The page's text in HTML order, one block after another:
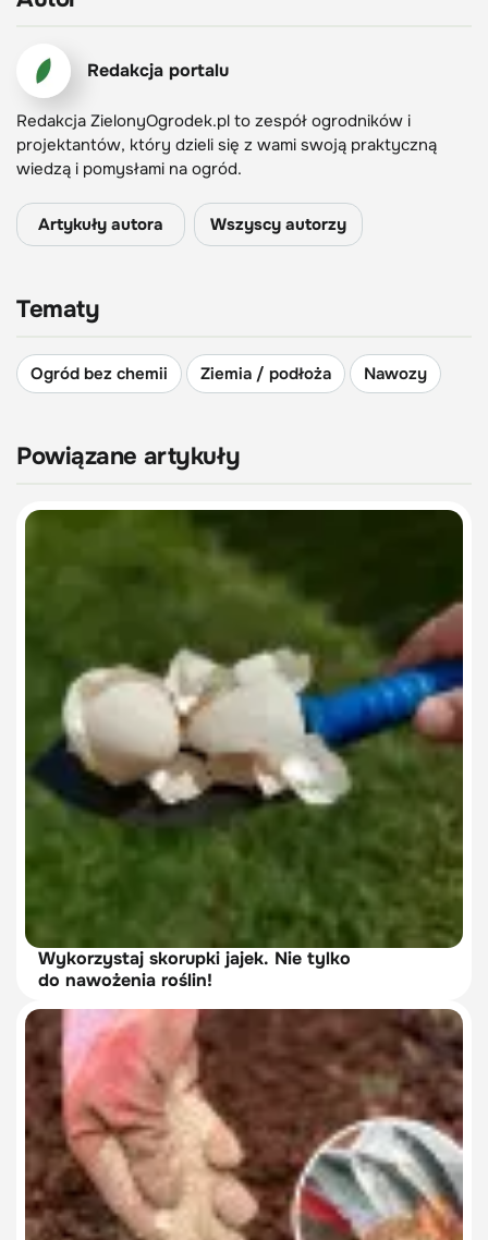
Redakcja portalu
Redakcja ZielonyOgrodek.pl to zespół ogrodników i
projektantów, który dzieli się z wami swoją praktyczną
wiedzą i pomysłami na ogród.
Artykuły autora Wszyscy autorzy
Tematy
Ogród bez chemii Ziemia / podłoża Nawozy
Powiązane artykuły
Wykorzystaj skorupki jajek. Nie tylko
do nawożenia roślin!